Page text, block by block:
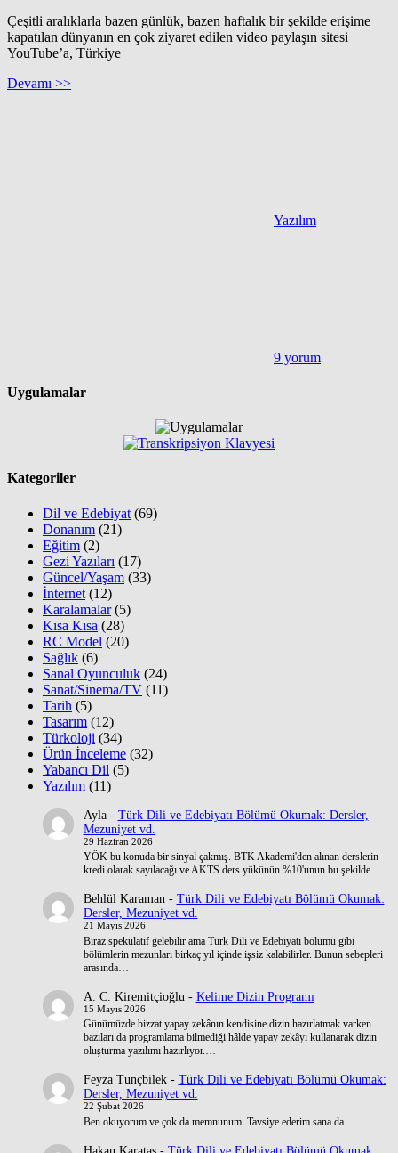
Çeşitli aralıklarla bazen günlük, bazen haftalık bir şekilde erişime
kapatılan dünyanın en çok ziyaret edilen video paylaşın sitesi
YouTube’a, Türkiye
Devamı >>
Yazılım
9 yorum
Uygulamalar
Kategoriler
Dil ve Edebiyat (69)
Donanım (21)
Eğitim (2)
Gezi Yazıları (17)
Güncel/Yaşam (33)
İnternet (12)
Karalamalar(5)
Kısa Kısa (28)
RC Model (20)
Sağlık (6)
Sanal Oyunculuk (24)
Sanat/Sinema/TV (11)
Tarih (5)
Tasarım (12)
Türkoloji (34)
Ürün İnceleme (32)
Yabancı Dil (5)
Yazılım (11)
Ayla- Türk Dili ve Edebiyatı Bölümü Okumak: Dersler,
Mezuniyet vd.
29 Haziran 2026
YÖK bu konuda bir sinyal çakmış. BTK Akademi'den alınan derslerin
kredi olarak sayılacağı ve AKTS ders yükünün %10'unun bu şekilde…
Behlül Karaman- Türk Dili ve Edebiyatı Bölümü Okumak:
Dersler, Mezuniyet vd.
21 Mayıs 2026
Biraz spekülatif gelebilir ama Türk Dili ve Edebiyatı bölümü gibi
bölümlerin mezunları birkaç yıl içinde işsiz kalabilirler. Bunun sebepleri
arasında…
A. C. Kiremitçioğlu - Kelime Dizin Programı
15 Mayıs 2026
Günümüzde bizzat yapay zekânın kendisine dizin hazırlatmak varken
bazıları da programlama bilmediği hâlde yapay zekâyı kullanarak dizin
oluşturma yazılımı hazırlıyor.…
Feyza Tunçbilek- Türk Dili ve Edebiyatı Bölümü Okumak:
Dersler, Mezuniyet vd.
22 Şubat 2026
Ben okuyorum ve çok da memnunum. Tavsiye ederim sana da.